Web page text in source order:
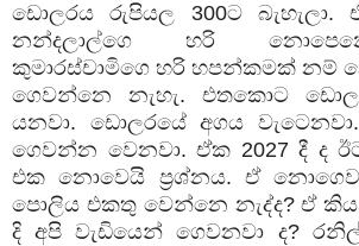
ඩොලරය
රුපියල 300ට බැහැලා.
නන්දලාල්ගෙ
හරි
කුමාරස්චාමිගෙ හරි හපන්කමක් නම්
ගෙවන්නෙ
නැහැ. එතකොට
යනවා. ඩොලරයේ අගය වැටෙනවා
ගෙවන්න වෙනවා.ඒක 2027දී ද
එක නොවෙයි ප්‍රශ්නය.ඒ
පොලිය එකතු වෙන්නෙ නැද්ද?ඒ
දි අපි වැඩියෙන් ගෙවනවා ද?